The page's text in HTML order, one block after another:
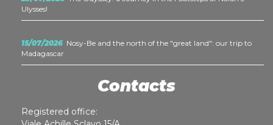
Ulysses!
15/07/2026 Nosy-Be and the north of the "great land": our trip to
Madagascar
Contacts
Registered office: